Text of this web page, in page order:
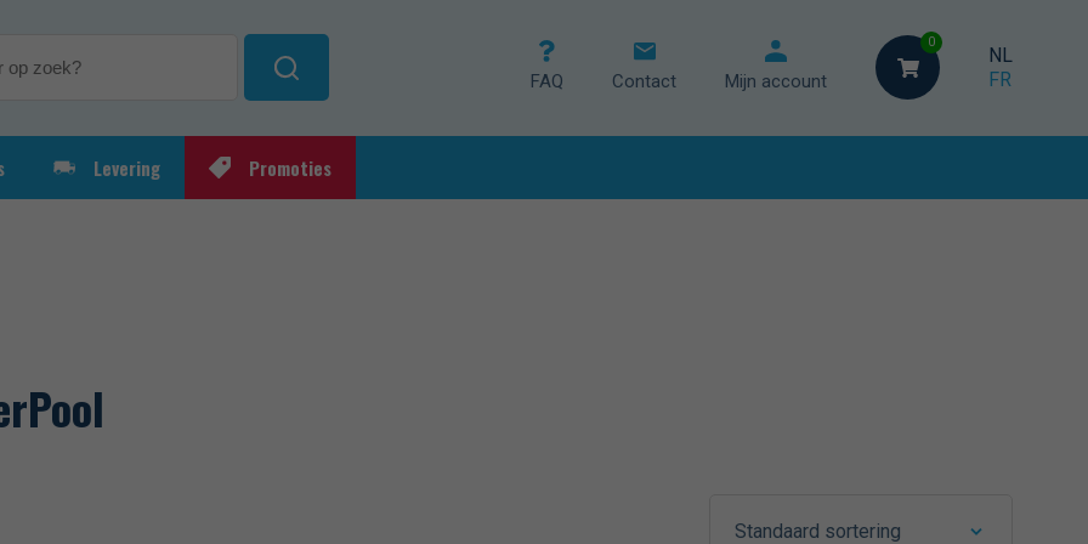
FAQ Contact Mijn account
0
NL
FR
Levering Promoties
Standaard sortering